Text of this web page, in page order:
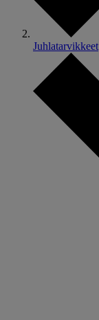
Juhlatarvikkeet